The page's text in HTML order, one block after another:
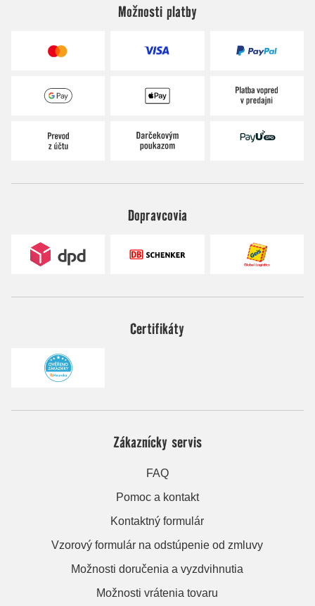
Možnosti platby
Dopravcovia
Certifikáty
Zákaznícky servis
FAQ
Pomoc a kontakt
Kontaktný formulár
Vzorový formulár na odstúpenie od zmluvy
Možnosti doručenia a vyzdvihnutia
Možnosti vrátenia tovaru